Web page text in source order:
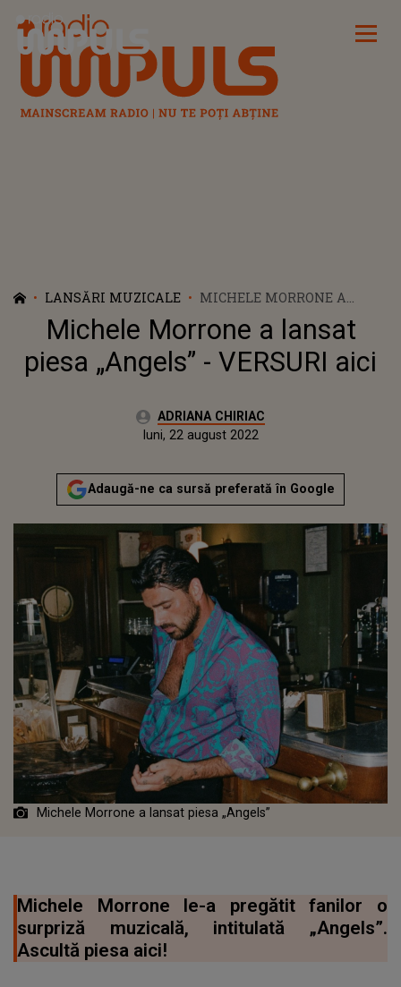
Radio Impuls
LANSĂRI MUZICALE
MICHELE MORRONE A
LANSAT PIESA „ANGELS” -
VERSURI AICI
Michele Morrone a lansat
piesa „Angels” - VERSURI aici
Autor:ADRIANA CHIRIAC
Actualizat:
luni, 22 august 2022
Adaugă-ne ca sursă preferată în Google
Michele Morrone a lansat piesa „Angels”
Michele Morrone le-a pregătit fanilor o
surpriză muzicală, intitulată „Angels”.
Ascultă piesa aici!